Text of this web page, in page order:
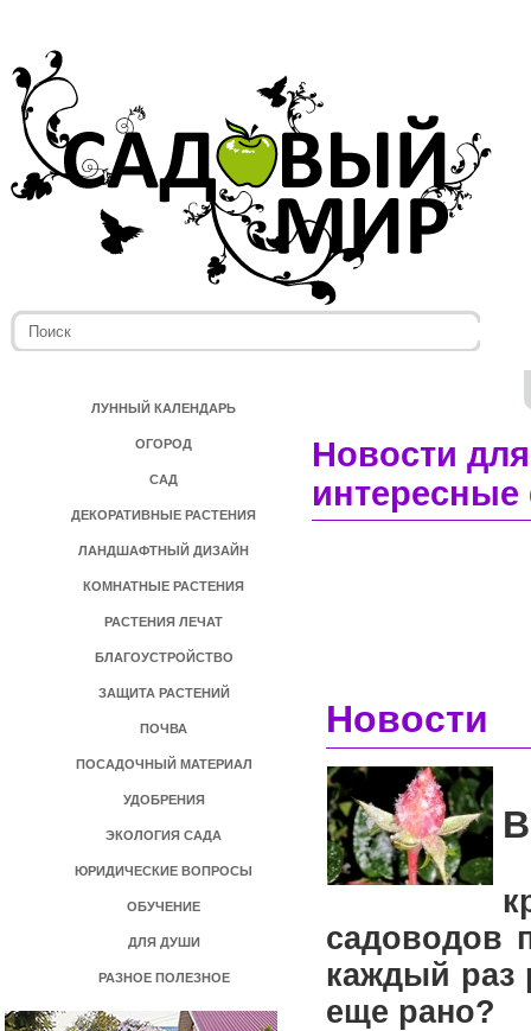
ЛУННЫЙ КАЛЕНДАРЬ
ОГОРОД
САД
ДЕКОРАТИВНЫЕ РАСТЕНИЯ
ЛАНДШАФТНЫЙ ДИЗАЙН
КОМНАТНЫЕ РАСТЕНИЯ
РАСТЕНИЯ ЛЕЧАТ
БЛАГОУСТРОЙСТВО
ЗАЩИТА РАСТЕНИЙ
ПОЧВА
ПОСАДОЧНЫЙ МАТЕРИАЛ
УДОБРЕНИЯ
ЭКОЛОГИЯ САДА
ЮРИДИЧЕСКИЕ ВОПРОСЫ
ОБУЧЕНИЕ
ДЛЯ ДУШИ
РАЗНОЕ ПОЛЕЗНОЕ
Новости
Новости
садоводов
каждый раз
еще рано?